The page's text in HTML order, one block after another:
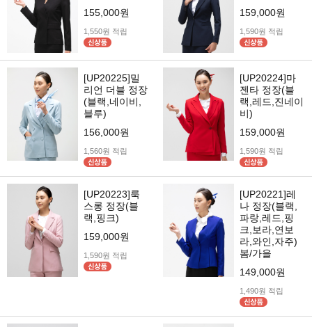
155,000원
1,550원 적립
159,000원
1,590원 적립
[UP20225]밀
리언 더블 정장
(블랙,네이비,
블루)
156,000원
1,560원 적립
[UP20224]마
젠타 정장(블
랙,레드,진네이
비)
159,000원
1,590원 적립
[UP20223]룩
스롱 정장(블
랙,핑크)
159,000원
1,590원 적립
[UP20221]레
나 정장(블랙,
파랑,레드,핑
크,보라,연보
라,와인,자주)
봄/가을
149,000원
1,490원 적립